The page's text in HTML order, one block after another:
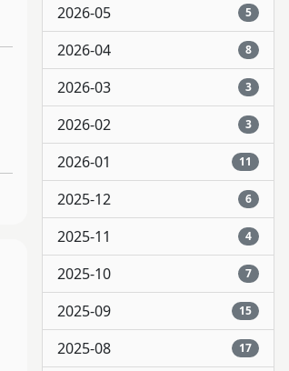
2026-05 5
2026-04 8
2026-03 3
2026-02 3
2026-01 11
2025-12 6
2025-11 4
2025-10 7
2025-09 15
2025-08 17